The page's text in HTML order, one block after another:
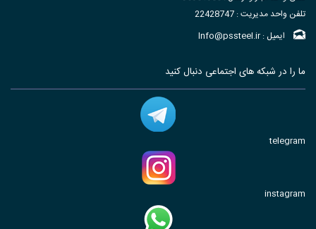
تلفن واحد مدیریت : 22428747
ایمیل : Info@pssteel.ir
ما را در شبکه های اجتماعی دنبال کنید
telegram
instagram